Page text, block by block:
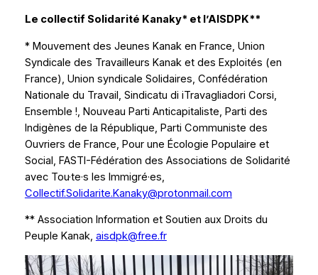
Le collectif Solidarité Kanaky* et l’AISDPK**
*Mouvement des Jeunes Kanak en France, Union
Syndicale des Travailleurs Kanak et des Exploités (en
France), Union syndicale Solidaires, Confédération
Nationale du Travail, Sindicatu di iTravagliadori Corsi,
Ensemble !, Nouveau Parti Anticapitaliste, Parti des
Indigènes de la République, Parti Communiste des
Ouvriers de France, Pour une Écologie Populaire et
Social, FASTI-Fédération des Associations de Solidarité
avec Tou·te·s les Immigré·es,
Collectif.Solidarite.Kanaky@protonmail.com
** Association Information et Soutien aux Droits du
Peuple Kanak, aisdpk@free.fr